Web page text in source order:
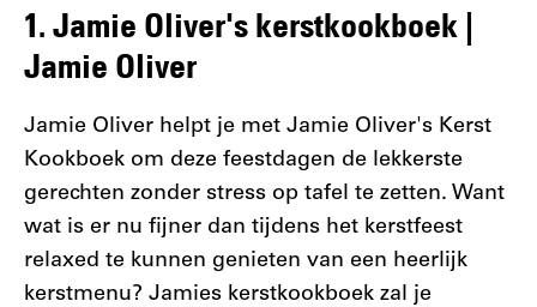
1. Jamie Oliver's kerstkookboek |
Jamie Oliver
Jamie Oliver helpt je met Jamie Oliver's Kerst
Kookboek om deze feestdagen de lekkerste
gerechten zonder stress op tafel te zetten. Want
wat is er nu fijner dan tijdens het kerstfeest
relaxed te kunnen genieten van een heerlijk
kerstmenu? Jamies kerstkookboek zal je